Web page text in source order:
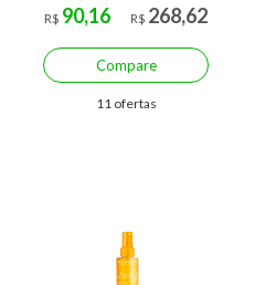
R$ 90,16
R$ 268,62
Compare
11 ofertas